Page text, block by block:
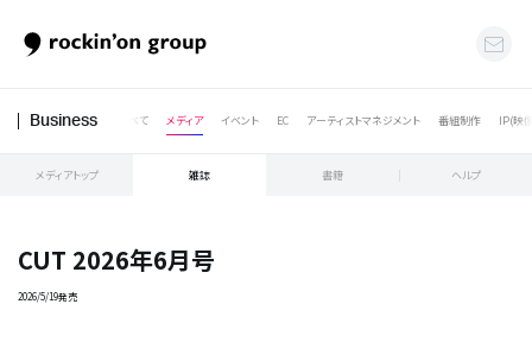
Business すべて メディア イベント EC アーティストマネジメント 番組制作 IP(映
メディアトップ 雑誌 書籍 ヘルプ
CUT 2026年6月号
2026/5/19発売